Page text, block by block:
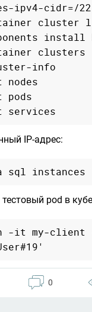
ipv4-cidr=/22
cluster
install
info
pods
IP-адрес:
pod в
-it my-client
0